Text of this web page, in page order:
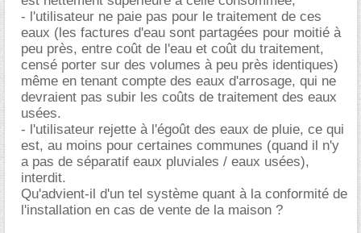
- l'utilisateur ne paie pas pour le traitement de ces
eaux (les factures d'eau sont partagées pour moitié à
peu près, entre coût de l'eau et coût du traitement,
censé porter sur des volumes à peu près identiques)
même en tenant compte des eaux d'arrosage, qui ne
devraient pas subir les coûts de traitement des eaux
usées.
- l'utilisateur rejette à l'égoût des eaux de pluie, ce qui
est, au moins pour certaines communes (quand il n'y
a pas de séparatif eaux pluviales / eaux usées),
interdit.
Qu'advient-il d'un tel système quant à la conformité de
l'installation en cas de vente de la maison ?